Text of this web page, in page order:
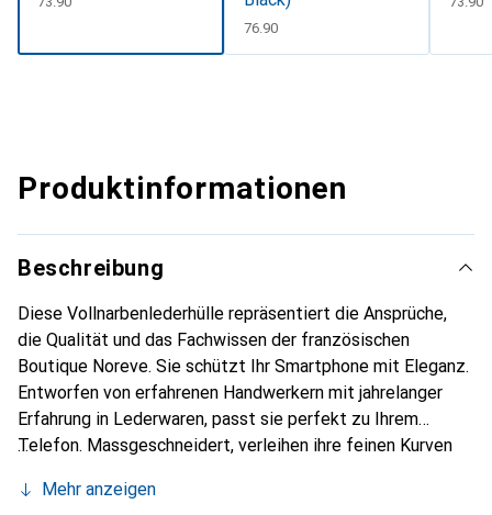
CHF
76.90
Produktinformationen
Beschreibung
Diese Vollnarbenlederhülle repräsentiert die Ansprüche,
die Qualität und das Fachwissen der französischen
Boutique Noreve. Sie schützt Ihr Smartphone mit Eleganz.
Entworfen von erfahrenen Handwerkern mit jahrelanger
Erfahrung in Lederwaren, passt sie perfekt zu Ihrem
Telefon. Massgeschneidert, verleihen ihre feinen Kurven
unverzichtbaren Accessoire für Ihr Smartphone.
Mehr anzeigen